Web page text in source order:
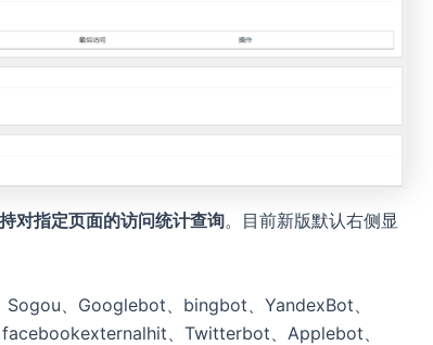
对指定页面的访问统计查询。目前新版默认右侧显
Sogou、Googlebot、bingbot、YandexBot、
、Twitterbot、Applebot、